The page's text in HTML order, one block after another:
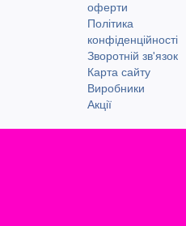
оферти
Політика
конфіденційності
Зворотній зв'язок
Карта сайту
Виробники
Акції